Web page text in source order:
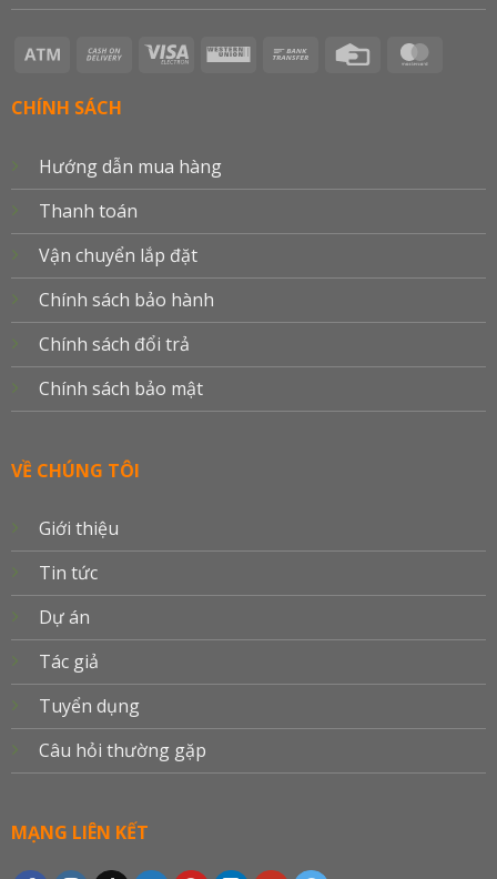
Atm
Cash
Visa
Western
Bank
Credit
CHÍNH SÁCH
Hướng dẫn mua hàng
Thanh toán
Vận chuyển lắp đặt
Chính sách bảo hành
Chính sách đổi trả
Chính sách bảo mật
VỀ CHÚNG TÔI
Giới thiệu
Tin tức
Dự án
Tác giả
Tuyển dụng
Câu hỏi thường gặp
MẠNG LIÊN KẾT